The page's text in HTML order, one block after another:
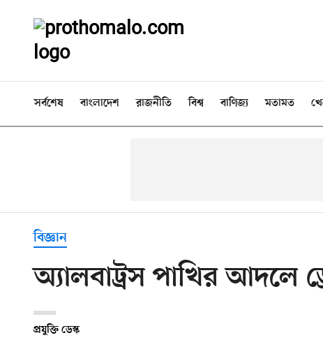
সর্বশেষ বাংলাদেশ রাজনীতি বিশ্ব বাণিজ্য মতামত
বিজ্ঞান
অ্যালবাট্রস পাখির আদলে
প্রযুক্তি ডেস্ক